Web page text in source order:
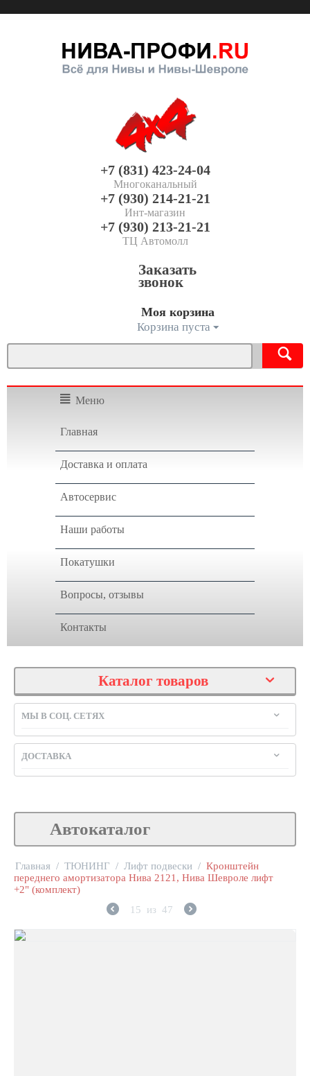
+7 (831) 423-24-04
Многоканальный
+7 (930) 214-21-21
Инт-магазин
+7 (930) 213-21-21
ТЦ Автомолл
Заказать
звонок
Моя корзина
Корзина пуста
Меню
Главная
Доставка и оплата
Автосервис
Наши работы
Покатушки
Вопросы, отзывы
Контакты
Каталог товаров
МЫ В СОЦ. СЕТЯХ
ДОСТАВКА
Автокаталог
Главная / ТЮНИНГ / Лифт подвески / Кронштейн
переднего амортизатора Нива 2121, Нива Шевроле лифт
+2" (комплект)
15
из 47